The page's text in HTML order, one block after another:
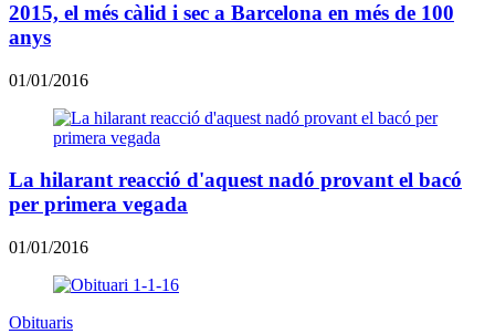
2015, el més càlid i sec a Barcelona en més de 100
anys
01/01/2016
La hilarant reacció d'aquest nadó provant el bacó
per primera vegada
01/01/2016
Obituaris